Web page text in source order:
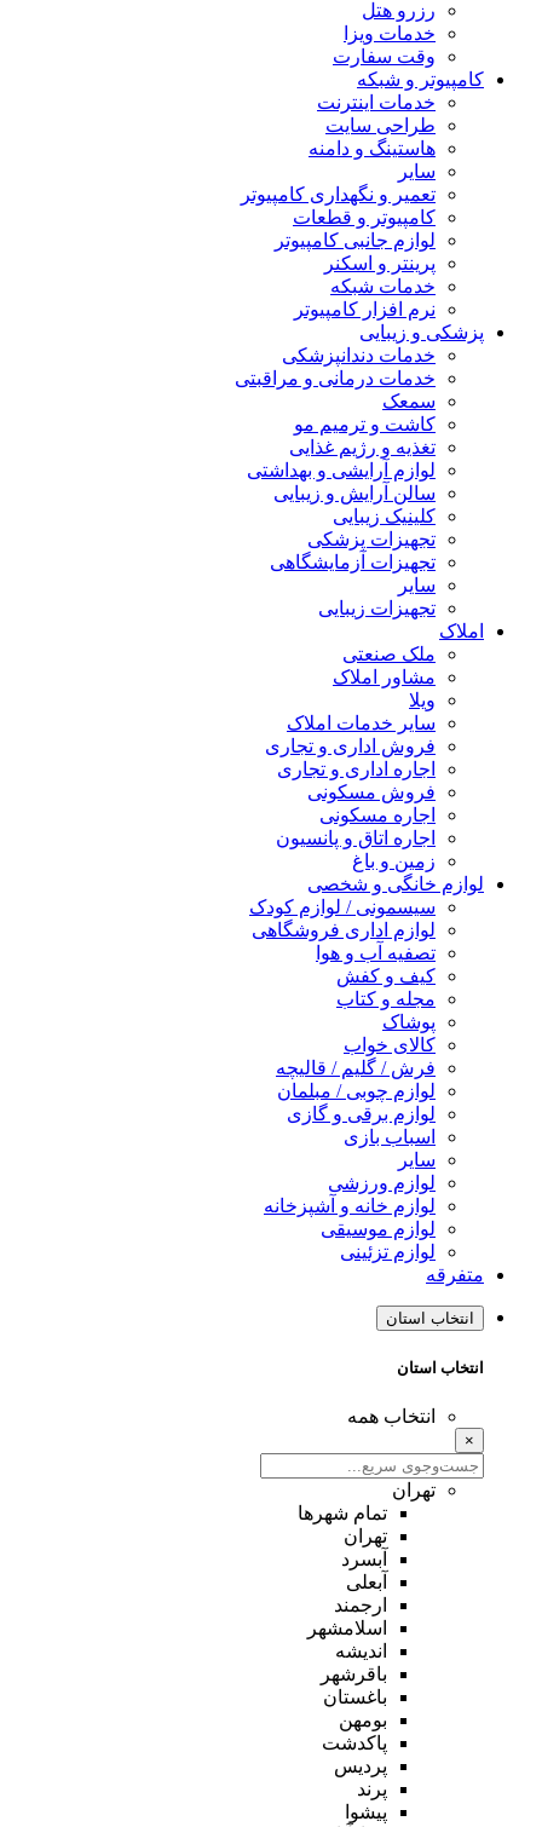
رزرو هتل
خدمات ویزا
وقت سفارت
کامپیوتر و شبکه
خدمات اینترنت
طراحی سایت
هاستینگ و دامنه
سایر
تعمیر و نگهداری کامپیوتر
کامپیوتر و قطعات
لوازم جانبی کامپیوتر
پرینتر و اسکنر
خدمات شبکه
نرم افزار کامپیوتر
پزشکی و زیبایی
خدمات دندانپزشکی
خدمات درمانی و مراقبتی
سمعک
کاشت و ترمیم مو
تغذیه و رژیم غذایی
لوازم آرایشی و بهداشتی
سالن آرایش و زیبایی
کلینیک زیبایی
تجهیزات پزشکی
تجهیزات آزمایشگاهی
سایر
تجهیزات زیبایی
املاک
ملک صنعتی
مشاور املاک
ویلا
سایر خدمات املاک
فروش اداری و تجاری
اجاره اداری و تجاری
فروش مسکونی
اجاره مسکونی
اجاره اتاق و پانسیون
زمین و باغ
لوازم خانگی و شخصی
سیسمونی / لوازم کودک
لوازم اداری فروشگاهی
تصفیه آب و هوا
کیف و کفش
مجله و کتاب
پوشاک
کالای خواب
فرش / گلیم / قالیچه
لوازم چوبی / مبلمان
لوازم برقی و گازی
اسباب بازی
سایر
لوازم ورزشی
لوازم خانه و آشپزخانه
لوازم موسیقی
لوازم تزئینی
متفرقه
انتخاب استان
انتخاب استان
انتخاب همه
×
تهران
تمام شهر‌ها
تهران
آبسرد
آبعلی
ارجمند
اسلامشهر
اندیشه
باقرشهر
باغستان
بومهن
پاکدشت
پردیس
پرند
پیشوا